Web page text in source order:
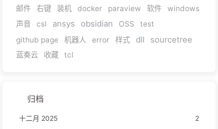
邮件
右键 装机 docker paraview 软件
windows
声音
csl ansys obsidian OSS
test
github page
机器人 error 样式 dll sourcetree
蓝奏云 收藏 tcl
归档
十二月 2025
2